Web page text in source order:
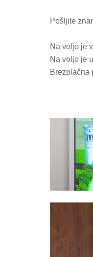
Pošljite
Na voljo je
Na voljo je
Brezplačna